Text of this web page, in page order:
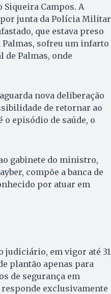
Campos. A
por junta da Polícia Militar
que estava preso
sofreu um infarto
Palmas, onde
nova deliberação
de retornar ao
o episódio de saúde, o
gabinete do ministro,
compõe a banca de
por atuar em
judiciário, em vigor até 31
plantão apenas para
de segurança em
exclusivamente